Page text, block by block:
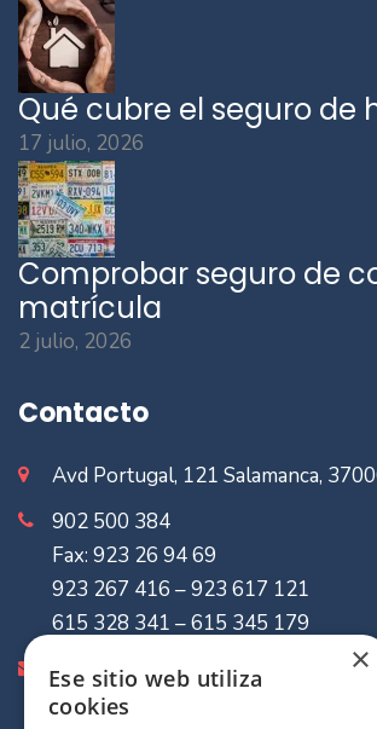
Qué cubre el seguro de
17 julio, 2026
Comprobar seguro de
matrícula
2 julio, 2026
Contacto
Avd Portugal, 121 Salamanca,
902 500 384
Fax: 923 26 94 69
923 267 416 – 923 617 121
615 328 341 – 615 345 179
info@mvaseguradores.com
×
Ese sitio web utiliza
cookies